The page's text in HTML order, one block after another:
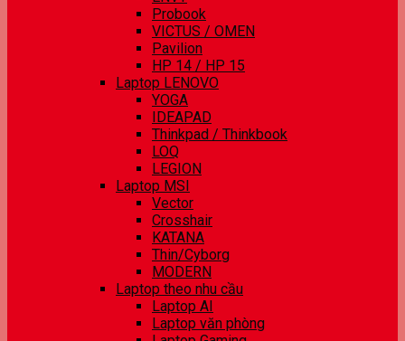
Probook
VICTUS / OMEN
Pavilion
HP 14 / HP 15
Laptop LENOVO
YOGA
IDEAPAD
Thinkpad / Thinkbook
LOQ
LEGION
Laptop MSI
Vector
Crosshair
KATANA
Thin/Cyborg
MODERN
Laptop theo nhu cầu
Laptop AI
Laptop văn phòng